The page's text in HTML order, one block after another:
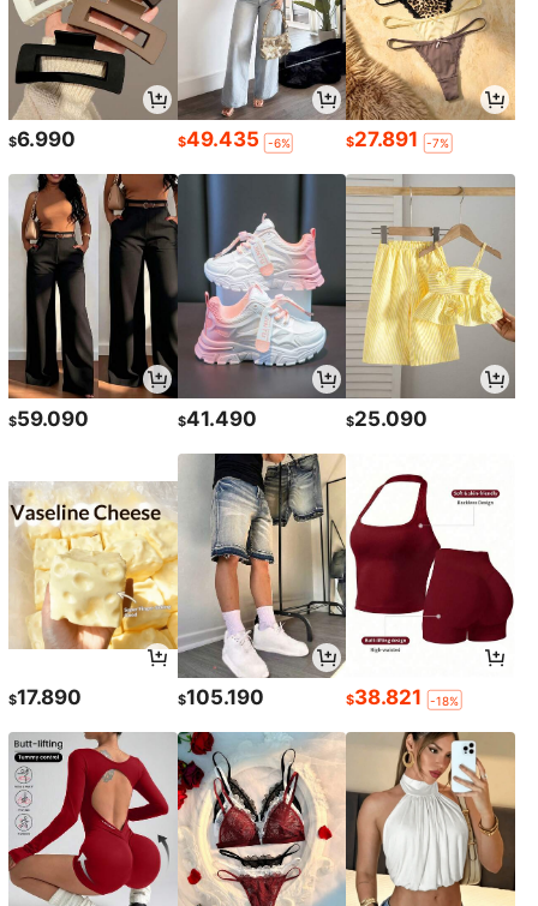
$6.990 $49.435 -6% $27.891 -7%
$59.090 $41.490 $25.090
$17.890 $105.190 $38.821 -18%